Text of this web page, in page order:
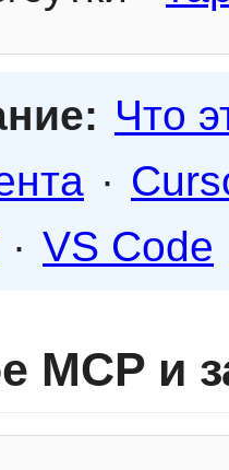
Что
·
· VS Code
MCP и